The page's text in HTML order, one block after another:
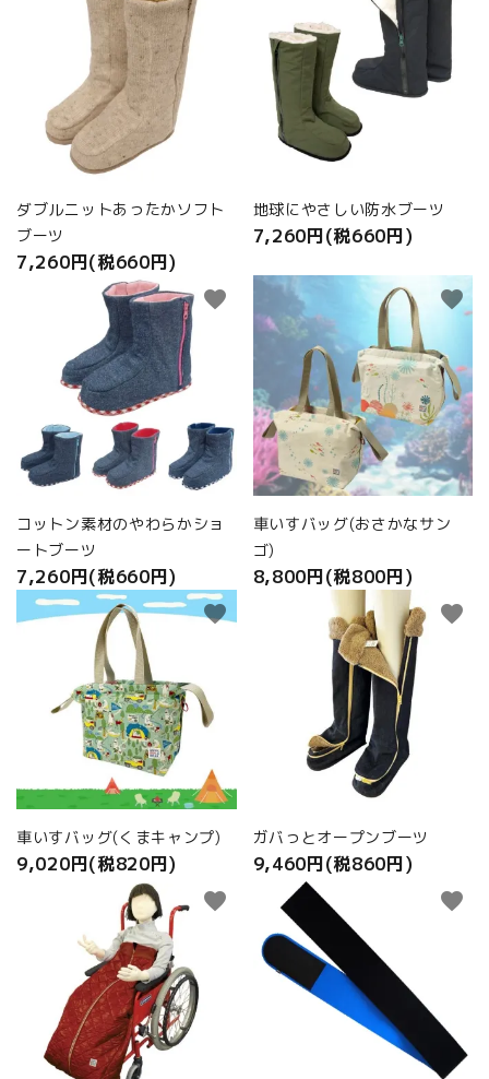
ダブルニットあったかソフト
ブーツ
7,260円(税660円)
地球にやさしい防水ブーツ
7,260円(税660円)
コットン素材のやわらかショ
ートブーツ
7,260円(税660円)
favorite
車いすバッグ(おさかなサン
ゴ)
8,800円(税800円)
favorite
車いすバッグ(くまキャンプ)
9,020円(税820円)
favorite
ガバっとオープンブーツ
9,460円(税860円)
favorite
favorite favorite